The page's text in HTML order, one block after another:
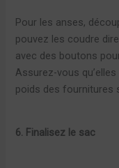
Pour les anses,
pouvez les coudre
avec des boutons
Assurez-vous
poids des fournitures
6. Finalisez le sac